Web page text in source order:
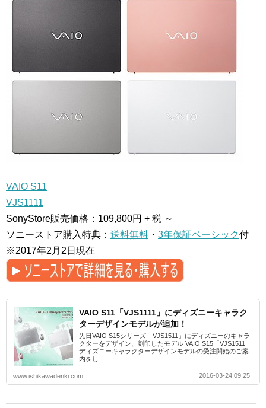
VAIO S11
VJS1111
SonyStore販売価格：109,800円 + 税 ～
ソニーストア購入特典： 送料無料 ・ 3年保証ベーシック付
※2017年2月2日現在
VAIO S11「VJS1111」にディズニーキャラク
ターデザインモデルが追加！
先日VAIO S15シリーズ「VJS1511」にディズニーのキャラ
クターをデザイン、刻印したモデル VAIO S15「VJS1511」
ディズニーキャラクターデザインモデルの受注開始のご案
内をし...
www.ishikawadenki.com 2016-03-24 09:25